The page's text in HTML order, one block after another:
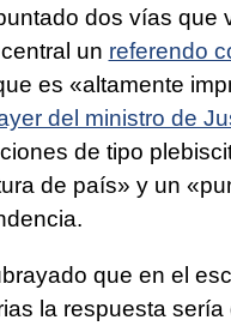
dos vías que
un referendo
es «altamente
del ministro de
de tipo
de país» y un
que en el
la respuesta